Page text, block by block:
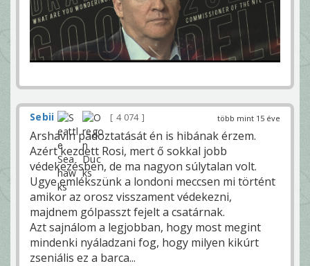
több mint 15 éve
Sebii 4 074
Arshavin padoztatását én is hibának érzem.
Azért kezdett Rosi, mert ő sokkal jobb
védekezésben, de ma nagyon súlytalan volt.
Ugye emlékszünk a londoni meccsen mi történt
amikor az orosz visszament védekezni,
majdnem gólpasszt fejelt a csatárnak.
Azt sajnálom a legjobban, hogy most megint
mindenki nyáladzani fog, hogy milyen kikúrt
zseniális ez a barca...